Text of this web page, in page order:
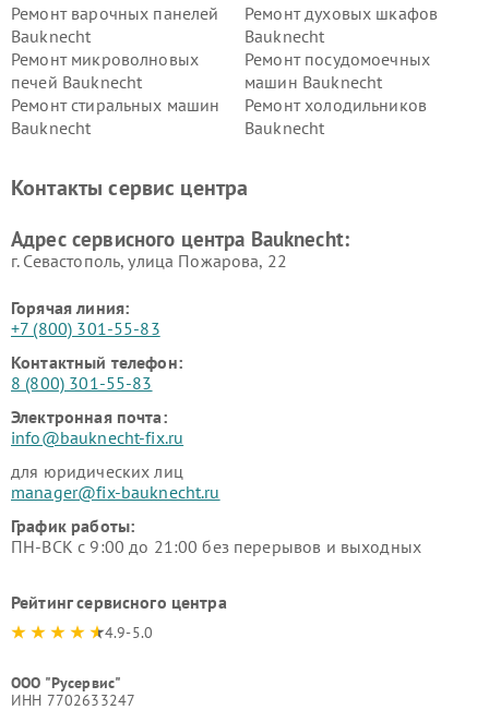
Ремонт варочных панелей
Bauknecht
Ремонт духовых шкафов
Bauknecht
Ремонт микроволновых
печей Bauknecht
Ремонт посудомоечных
машин Bauknecht
Ремонт стиральных машин
Bauknecht
Ремонт холодильников
Bauknecht
Контакты сервис центра
Адрес сервисного центра Bauknecht:
г. Севастополь, улица Пожарова, 22
Горячая линия:
+7 (800) 301-55-83
Контактный телефон:
8 (800) 301-55-83
Электронная почта:
info@bauknecht-fix.ru
для юридических лиц
manager@fix-bauknecht.ru
График работы:
ПН-ВСК с 9:00 до 21:00 без перерывов и выходных
Рейтинг сервисного центра
4.9-5.0
ООО "Русервис"
ИНН 7702633247